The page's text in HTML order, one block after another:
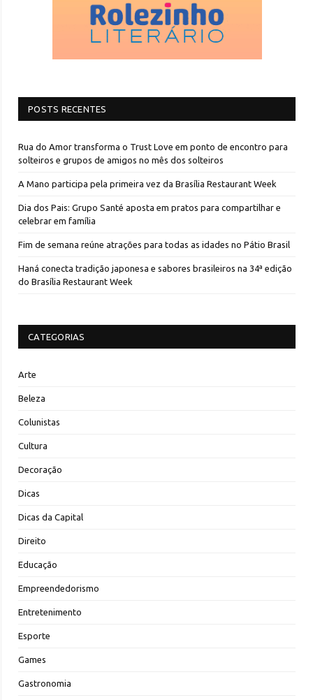
POSTS RECENTES
Rua do Amor transforma o Trust Love em ponto de encontro para
solteiros e grupos de amigos no mês dos solteiros
A Mano participa pela primeira vez da Brasília Restaurant Week
Dia dos Pais: Grupo Santé aposta em pratos para compartilhar e
celebrar em família
Fim de semana reúne atrações para todas as idades no Pátio Brasil
Haná conecta tradição japonesa e sabores brasileiros na 34ª edição
do Brasília Restaurant Week
CATEGORIAS
Arte
Beleza
Colunistas
Cultura
Decoração
Dicas
Dicas da Capital
Direito
Educação
Empreendedorismo
Entretenimento
Esporte
Games
Gastronomia